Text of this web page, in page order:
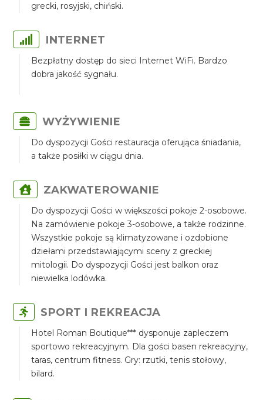
grecki, rosyjski, chiński.
INTERNET
Bezpłatny dostęp do sieci Internet WiFi. Bardzo
dobra jakość sygnału.
WYŻYWIENIE
Do dyspozycji Gości restauracja oferująca śniadania,
a także posiłki w ciągu dnia.
ZAKWATEROWANIE
Do dyspozycji Gości w większości pokoje 2-osobowe.
Na zamówienie pokoje 3-osobowe, a także rodzinne.
Wszystkie pokoje są klimatyzowane i ozdobione
dziełami przedstawiającymi sceny z greckiej
mitologii. Do dyspozycji Gości jest balkon oraz
niewielka lodówka.
SPORT I REKREACJA
Hotel Roman Boutique*** dysponuje zapleczem
sportowo rekreacyjnym. Dla gości basen rekreacyjny,
taras, centrum fitness. Gry: rzutki, tenis stołowy,
bilard.